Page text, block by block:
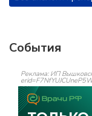
События
Реклама: ИП